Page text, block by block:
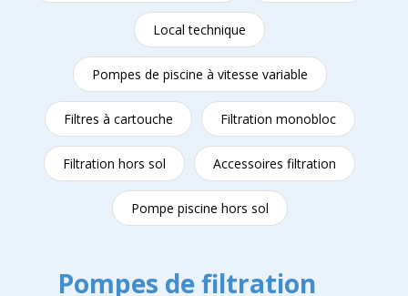
Local technique
Pompes de piscine à vitesse variable
Filtres à cartouche Filtration monobloc
Filtration hors sol Accessoires filtration
Pompe piscine hors sol
Pompes de filtration